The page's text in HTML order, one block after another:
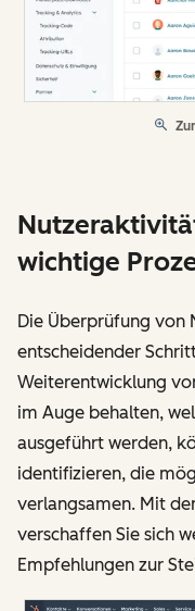
wichtige
Die Überprüfung von
entscheidender
Weiterentwicklung
im Auge behalten,
ausgeführt werden,
identifizieren, die
verlangsamen. Mit
verschaffen Sie sich
Empfehlungen zur